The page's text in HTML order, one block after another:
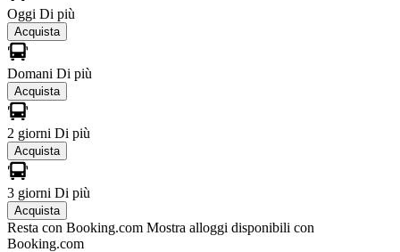
Oggi Di più
Acquista
Domani Di più
Acquista
2 giorni Di più
Acquista
3 giorni Di più
Acquista
Resta con Booking.com Mostra alloggi disponibili con
Booking.com